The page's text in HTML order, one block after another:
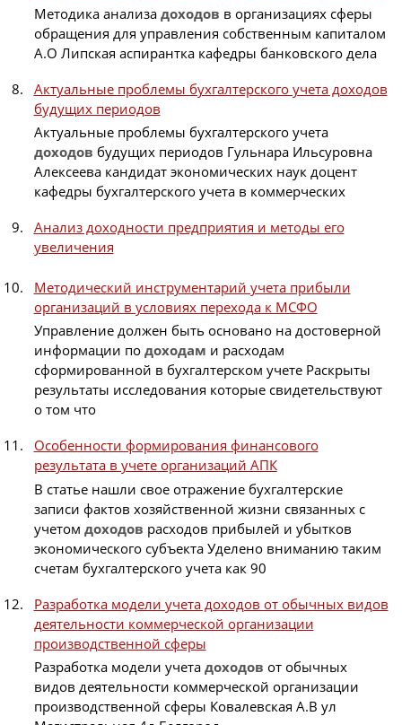
Методика анализа доходов в организациях сферы
обращения для управления собственным капиталом
А.О Липская аспирантка кафедры банковского дела
Актуальные проблемы бухгалтерского учета доходов
будущих периодов
Актуальные проблемы бухгалтерского учета
доходов будущих периодов Гульнара Ильсуровна
Алексеева кандидат экономических наук доцент
кафедры бухгалтерского учета в коммерческих
Анализ доходности предприятия и методы его
увеличения
Методический инструментарий учета прибыли
организаций в условиях перехода к МСФО
Управление должен быть основано на достоверной
информации по доходам и расходам
сформированной в бухгалтерском учете Раскрыты
результаты исследования которые свидетельствуют
о том что
Особенности формирования финансового
результата в учете организаций АПК
В статье нашли свое отражение бухгалтерские
записи фактов хозяйственной жизни связанных с
учетом доходов расходов прибылей и убытков
экономического субъекта Уделено вниманию таким
счетам бухгалтерского учета как 90
Разработка модели учета доходов от обычных видов
деятельности коммерческой организации
производственной сферы
Разработка модели учета доходов от обычных
видов деятельности коммерческой организации
производственной сферы Ковалевская А.В ул